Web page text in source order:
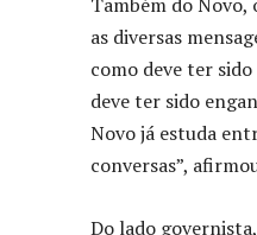
as diversas
como deve ter
deve ter sido
Novo já estuda
conversas”,
Do lado